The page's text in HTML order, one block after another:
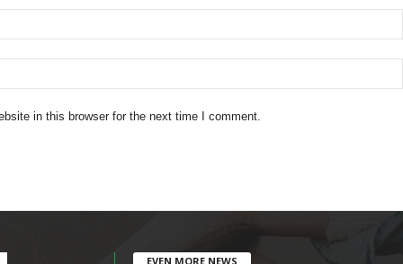
in this browser for the next time I comment.
EVEN MORE NEWS